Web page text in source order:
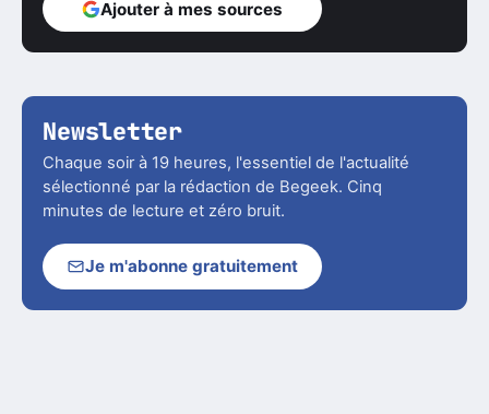
Ajouter à mes sources
Newsletter
Chaque soir à 19 heures, l'essentiel de l'actualité
sélectionné par la rédaction de Begeek. Cinq
minutes de lecture et zéro bruit.
Je m'abonne gratuitement